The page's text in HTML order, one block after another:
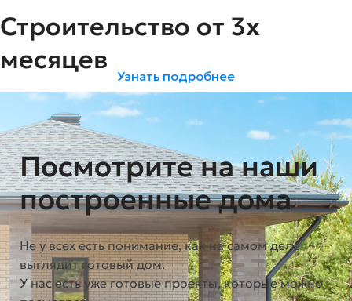
Строительство от 3х
месяцев
Узнать подробнее
Посмотрите на наши
построенные дома
Не у всех есть понимание, как на самом деле
выглядит готовый дом.
У нас есть уже готовые проекты, которые можно